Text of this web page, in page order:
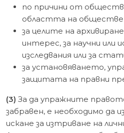
по причини от
областта на
за целите на
интерес, за научни или
изследвания или за
за установяването,
защитата на правни
(3) За да упражните
забравен, е необходимо да
искане за изтриване на